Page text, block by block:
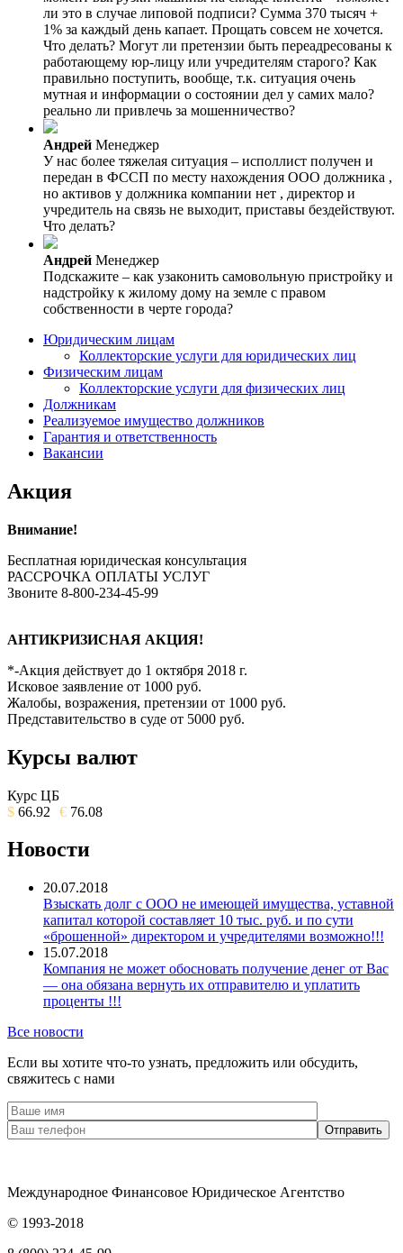
ли это в случае липовой подписи? Сумма 370 тысяч +
1% за каждый день капает. Прощать совсем не хочется.
Что делать? Могут ли претензии быть переадресованы к
работающему юр-лицу или учредителям старого? Как
правильно поступить, вообще, т.к. ситуация очень
мутная и информации о состоянии дел у самих мало?
реально ли привлечь за мошенничество?
Андрей Менеджер
У нас более тяжелая ситуация – исполлист получен и
передан в ФССП по месту нахождения ООО должника ,
но активов у должника компании нет , директор и
учредитель на связь не выходит, приставы бездействуют.
Что делать?
Андрей Менеджер
Подскажите – как узаконить самовольную пристройку и
надстройку к жилому дому на земле с правом
собственности в черте города?
Юридическим лицам
Коллекторские услуги для юридических лиц
Физическим лицам
Коллекторские услуги для физических лиц
Должникам
Реализуемое имущество должников
Гарантия и ответственность
Вакансии
Акция
Внимание!
Бесплатная юридическая консультация
РАССРОЧКА ОПЛАТЫ УСЛУГ
Звоните 8-800-234-45-99
АНТИКРИЗИСНАЯ АКЦИЯ!
*-Акция действует до 1 октября 2018 г.
Исковое заявление от 1000 руб.
Жалобы, возражения, претензии от 1000 руб.
Представительство в суде от 5000 руб.
Курсы валют
Курс ЦБ
$ 66.92 € 76.08
Новости
20.07.2018
Взыскать долг с ООО не имеющей имущества, уставной
капитал которой составляет 10 тыс. руб. и по сути
«брошенной» директором и учредителями возможно!!!
15.07.2018
Компания не может обосновать получение денег от Вас
— она обязана вернуть их отправителю и уплатить
проценты !!!
Все новости
Если вы хотите что-то узнать, предложить или обсудить,
свяжитесь с нами
Международное Финансовое Юридическое Агентство
© 1993-2018